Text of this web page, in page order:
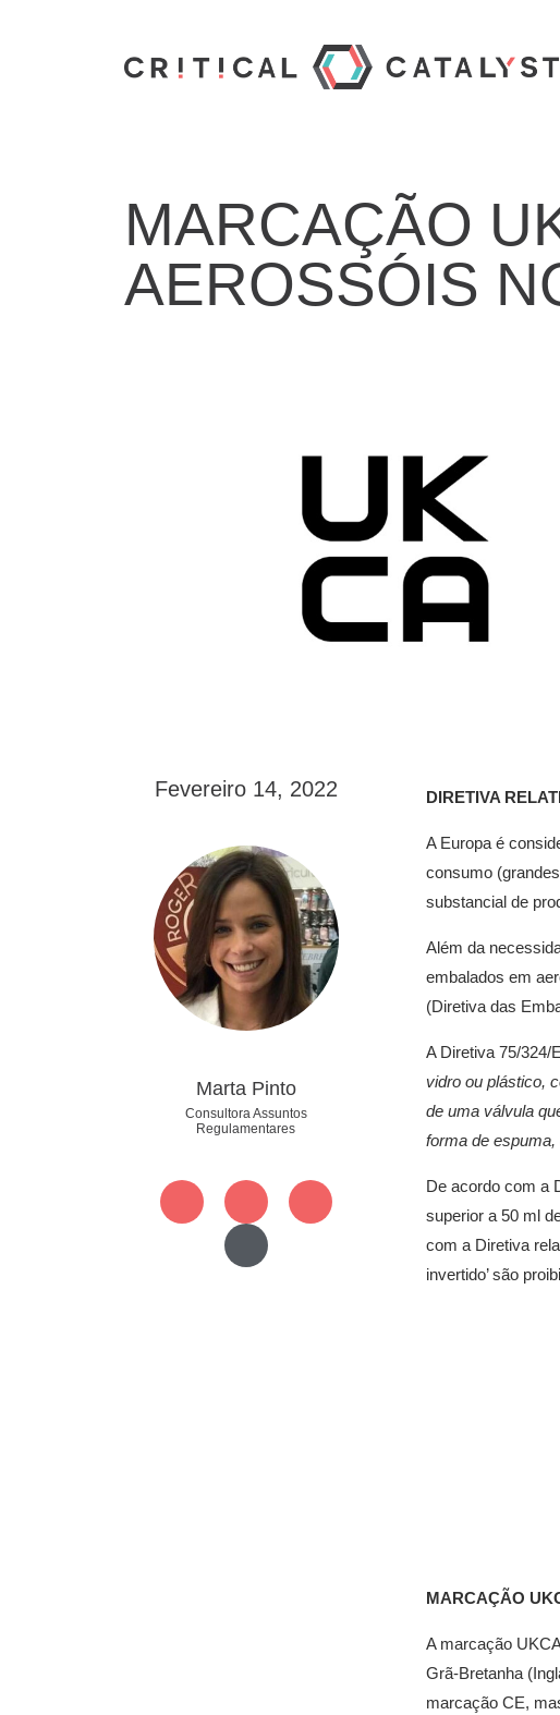
MARCAÇÃO
AEROSSÓIS
Fevereiro 14, 2022
Marta Pinto
Consultora Assuntos
Regulamentares
DIRETIVA
A Europa é
consumo
substancial de
Além da
embalados em
(Diretiva das
A Diretiva 75/324/
vidro ou plástico,
de uma válvula
forma de espuma,
De acordo com a
superior a 50 ml
com a Diretiva
invertido’ são
MARCAÇÃO
A marcação
Grã-Bretanha
marcação CE,